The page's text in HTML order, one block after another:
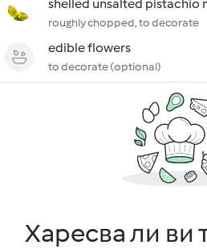
shelled unsalted pistachio
roughly chopped, to decorate
edible flowers
to decorate (optional)
Харесва ли ви